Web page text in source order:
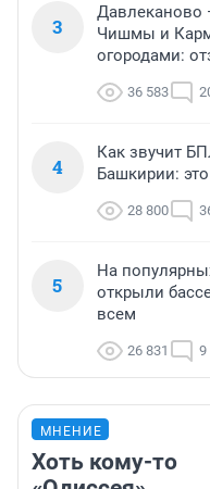
3
Давлеканово
Чишмы и
огородами:
36 583
4
Как звучит
Башкирии:
28 800
5
На
открыли
всем
26 831 9
МНЕНИЕ
Хоть кому-то